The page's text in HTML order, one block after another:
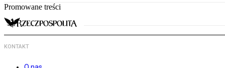
Promowane treści
KONTAKT